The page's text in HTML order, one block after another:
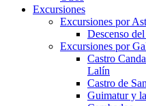
Excursiones
Excursiones por
Descenso
Excursiones por
Castro
Lalín
Castro de
Guimatur y